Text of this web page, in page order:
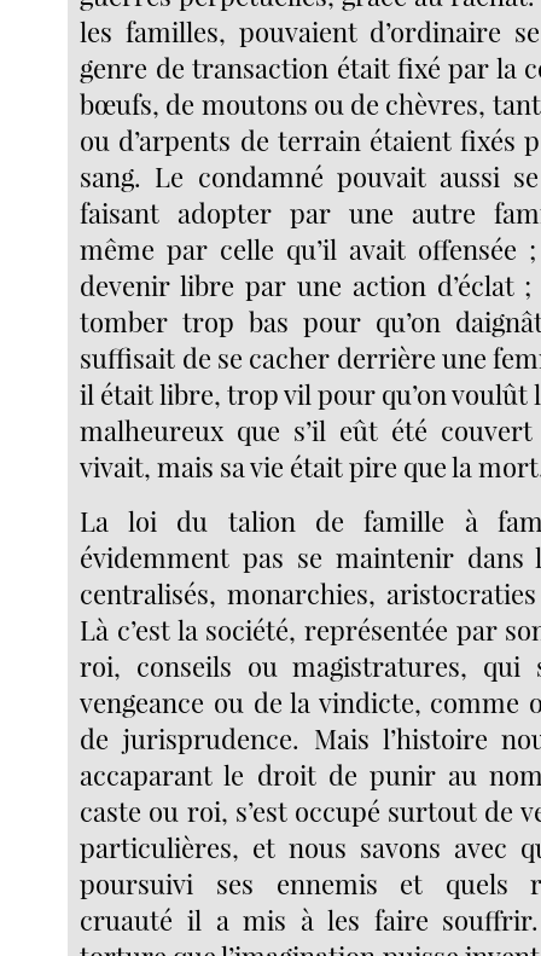
les familles, pouvaient d’ordinaire
genre de transaction était fixé par la
bœufs, de moutons ou de chèvres, tant
ou d’arpents de terrain étaient fixés
sang. Le condamné pouvait aussi
faisant adopter par une autre
même par celle qu’il avait offensée
devenir libre par une action d’éclat
tomber trop bas pour qu’on
suffisait de se cacher derrière une
il était libre, trop vil pour qu’on voulût
malheureux que s’il eût été
vivait, mais sa vie était pire que la
La loi du talion de famille à
évidemment pas se maintenir dans
centralisés, monarchies,
Là c’est la société, représentée par
roi, conseils ou magistratures, qui
vengeance ou de la vindicte, comme
de jurisprudence. Mais l’histoire
accaparant le droit de punir au
caste ou roi, s’est occupé surtout de
particulières, et nous savons avec
poursuivi ses ennemis et quels
cruauté il a mis à les faire